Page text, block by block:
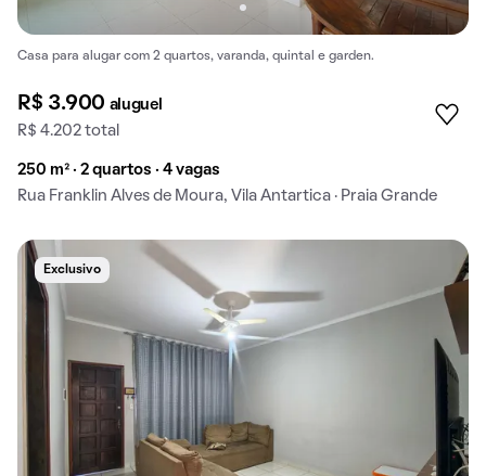
Casa para alugar com 2 quartos, varanda, quintal e garden.
R$ 3.900 aluguel
R$ 4.202 total
250 m² · 2 quartos · 4 vagas
Rua Franklin Alves de Moura, Vila Antartica · Praia Grande
Exclusivo